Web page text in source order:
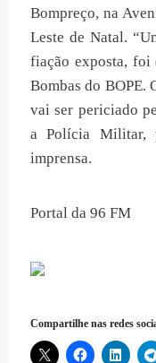
Bompreço, na
Leste de Natal.
fiação exposta, foi
Bombas do BOPE.
vai ser periciado
a Polícia Militar,
imprensa.
Portal da 96 FM
Compartilhe nas redes